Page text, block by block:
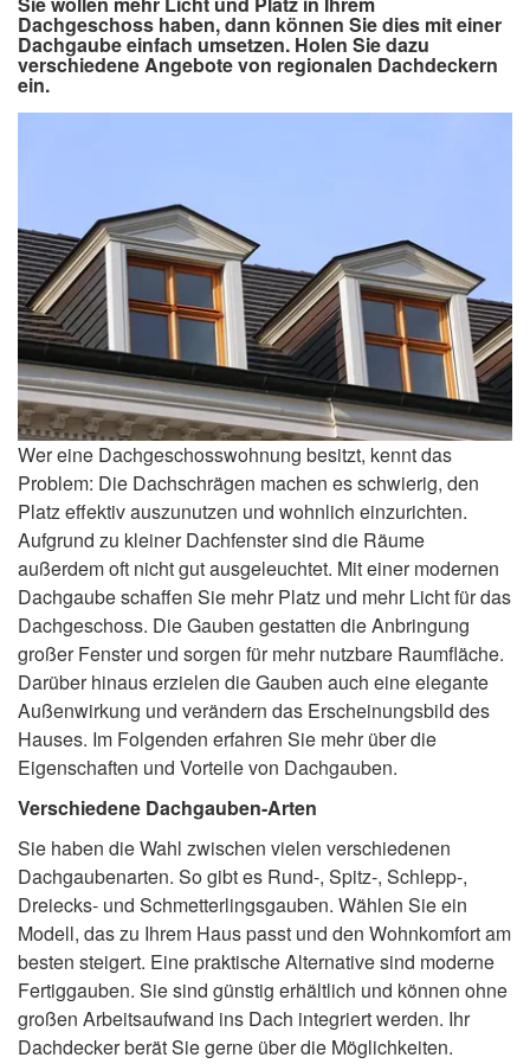
Dachgeschoss haben, dann können Sie dies mit einer
Dachgaube einfach umsetzen. Holen Sie dazu
verschiedene Angebote von regionalen Dachdeckern
ein.
Wer eine Dachgeschosswohnung besitzt, kennt das
Problem: Die Dachschrägen machen es schwierig, den
Platz effektiv auszunutzen und wohnlich einzurichten.
Aufgrund zu kleiner Dachfenster sind die Räume
außerdem oft nicht gut ausgeleuchtet. Mit einer modernen
Dachgaube schaffen Sie mehr Platz und mehr Licht für das
Dachgeschoss. Die Gauben gestatten die Anbringung
großer Fenster und sorgen für mehr nutzbare Raumfläche.
Darüber hinaus erzielen die Gauben auch eine elegante
Außenwirkung und verändern das Erscheinungsbild des
Hauses. Im Folgenden erfahren Sie mehr über die
Eigenschaften und Vorteile von Dachgauben.
Verschiedene Dachgauben-Arten
Sie haben die Wahl zwischen vielen verschiedenen
Dachgaubenarten. So gibt es Rund-, Spitz-, Schlepp-,
Dreiecks- und Schmetterlingsgauben. Wählen Sie ein
Modell, das zu Ihrem Haus passt und den Wohnkomfort am
besten steigert. Eine praktische Alternative sind moderne
Fertiggauben. Sie sind günstig erhältlich und können ohne
großen Arbeitsaufwand ins Dach integriert werden. Ihr
Dachdecker berät Sie gerne über die Möglichkeiten.